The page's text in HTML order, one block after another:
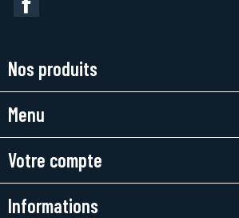
Nos produits
Menu
Votre compte
Informations